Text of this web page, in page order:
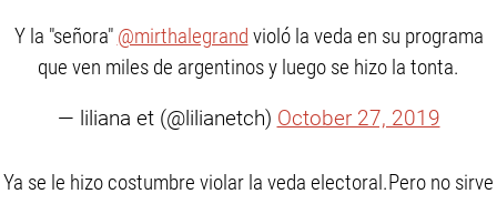
Y la "señora" @mirthalegrand violó la veda en su programa
que ven miles de argentinos y luego se hizo la tonta.
— liliana et (@lilianetch) October 27, 2019
Ya se le hizo costumbre violar la veda electoral.Pero no sirve